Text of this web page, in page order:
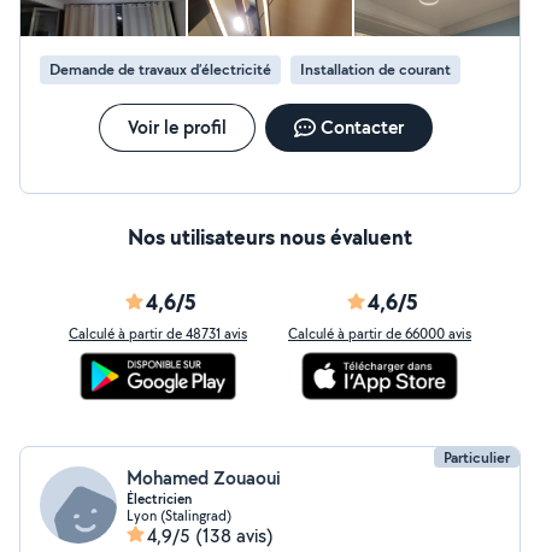
types de bricolages Je suis sûr de pouvoir vous rendre
un service de qualité et professionnel ! La propriété et
l'exigence faites partie de mes qualités. N'hésitez pas à
mes contacter pour discuter vos besoins (bricolage et
petits travaux ). Au plaisir de vous rencontrer!!!
Demande de travaux d’électricité Installation de courant
Voir le profil Contacter
Nos utilisateurs nous évaluent
4,6/5
Calculé à partir de 48731 avis
4,6/5
Calculé à partir de 66000 avis
Particulier
Mohamed Zouaoui
Électricien
Lyon (Stalingrad)
4,9/5 (138 avis)